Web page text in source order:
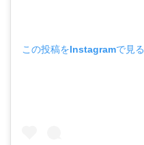
この投稿をInstagramで見る